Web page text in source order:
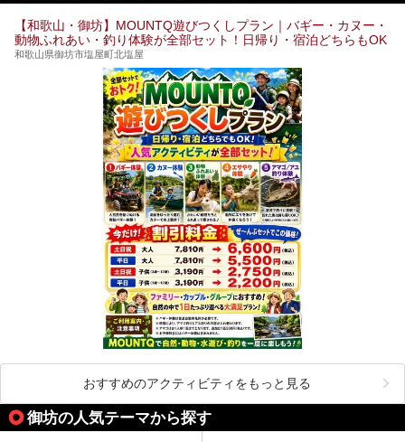
【和歌山・御坊】MOUNTQ遊びつくしプラン｜バギー・カヌー・
動物ふれあい・釣り体験が全部セット！日帰り・宿泊どちらもOK
和歌山県御坊市塩屋町北塩屋
おすすめのアクティビティをもっと見る
御坊の人気テーマから探す